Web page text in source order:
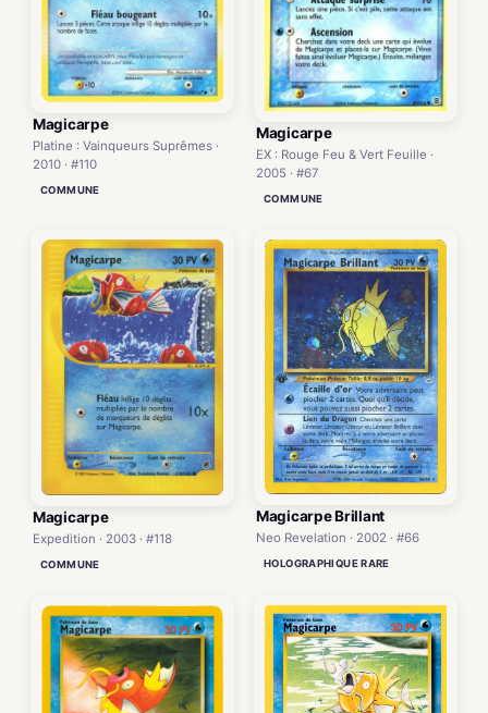
Magicarpe
Platine : Vainqueurs Suprêmes ·
2010 · #110
COMMUNE
Magicarpe
EX : Rouge Feu & Vert Feuille ·
2005 · #67
COMMUNE
Magicarpe
Expedition · 2003 · #118
COMMUNE
Magicarpe Brillant
Neo Revelation · 2002 · #66
HOLOGRAPHIQUE RARE